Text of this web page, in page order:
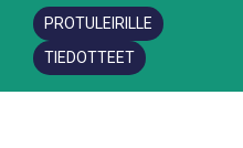
PROTULEIRILLE
TIEDOTTEET